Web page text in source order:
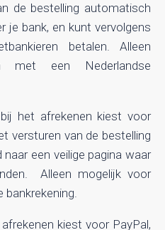
de bestelling automatisch
je bank, en kunt vervolgens
betalen. Alleen
met een Nederlandse
het afrekenen kiest voor
versturen van de bestelling
een veilige pagina waar
Alleen mogelijk voor
kiest voor PayPal,